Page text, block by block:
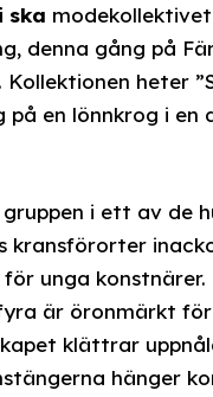
ska
denna gång på
heter
på en lönnkrog i en
i ett av de
kransförorter
unga konstnärer.
är öronmärkt
klättrar
hänger